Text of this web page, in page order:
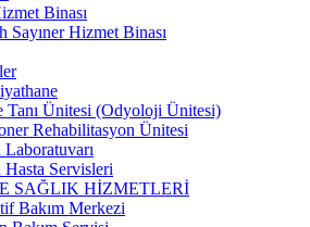
Binası
Sayıner Hizmet Binası
Tanı Ünitesi (Odyoloji Ünitesi)
Rehabilitasyon Ünitesi
Hasta Servisleri
SAĞLIK HİZMETLERİ
Bakım Merkezi